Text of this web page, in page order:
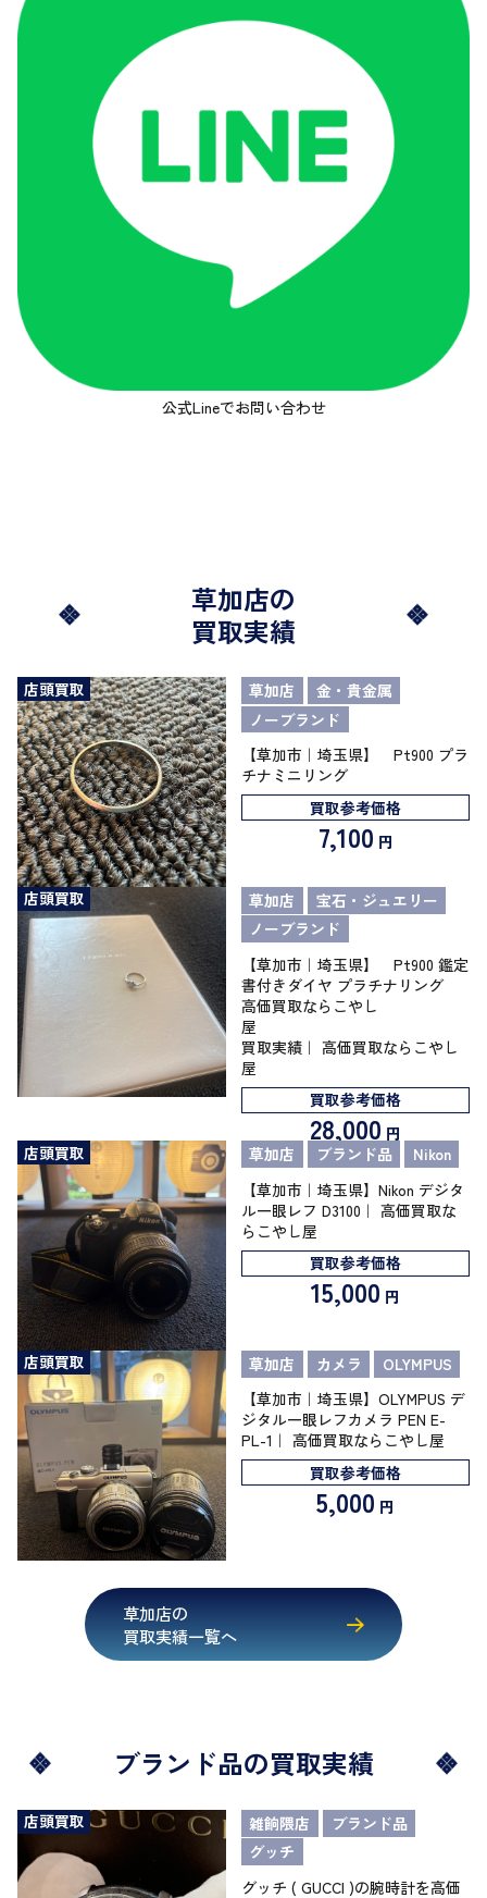
公式Lineでお問い合わせ
草加店の
買取実績
店頭買取 草加店
金・貴金属
ノーブランド
【草加市｜埼玉県】 Pt900 プラ
チナミニリング
買取参考価格
7,100 円
店頭買取 草加店
宝石・ジュエリー
ノーブランド
【草加市｜埼玉県】 Pt900 鑑定
書付きダイヤ プラチナリング
高価買取ならこやし
買取実績｜ 高価買取ならこやし
屋
買取参考価格
28,000 円
店頭買取
草加店 ブランド品
Nikon
【草加市｜埼玉県】Nikon デジタ
ル一眼レフ D3100｜ 高価買取な
らこやし屋
買取参考価格
15,000 円
店頭買取 草加店 カメラ
OLYMPUS
【草加市｜埼玉県】OLYMPUS デ
ジタル一眼レフカメラ PEN E-
PL-1｜ 高価買取ならこやし屋
買取参考価格
5,000 円
草加店の
買取実績一覧へ
ブランド品の買取実績
店頭買取 雑餉隈店
ブランド品
グッチ
グッチ ( GUCCI )の腕時計を高価